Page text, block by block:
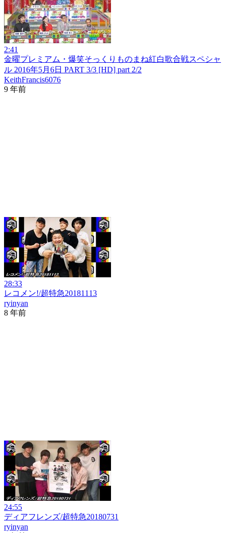
2:41
金曜プレミアム・爆笑そっくりものまね紅白歌合戦スペシャ
ル 2016年5月6日 PART 3/3 [HD] part 2/2
KeithFrancis6076
9 年前
28:33
レコメン!/超特急20181113
ryinyan
8 年前
24:55
ディアフレンズ/超特急20180731
ryinyan